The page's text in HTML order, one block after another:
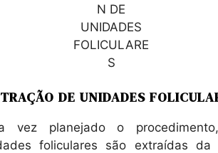
DE UNIDADES
vez planejado o
foliculares são extraídas da